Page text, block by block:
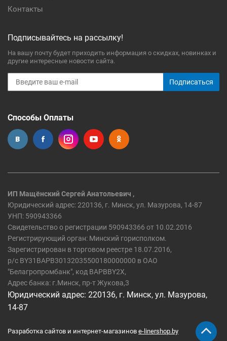
Контакты
Подписывайтесь на рассылку!
На вашу почту будет приходить информация о скидках, новинках и
другие интересные новости сайта.
Подписаться
Способы Оплаты
ИП Мащёнский Сергей Анатольевич ,
Юридический адрес: 220136, г. Минск, ул. Мазурова, 14-87
УНП: 590943366
Свидетельство о регистрации 590943366 от 10.02.2016
Регистрирующий орган: Минский горисполком.
Зарегистрирован в торговом реестре 18.07.2016,
р/c BY31BAPB30132035500180000000 в ОАО
"Белагропромбанк", код BAPBBY2X,
Адрес банка: г.Минск, пр-т Жукова,3
Юридический адрес: 220136, г. Минск, ул. Мазурова,
14-87
Разработка сайтов и интернет-магазинов e-linershop.by